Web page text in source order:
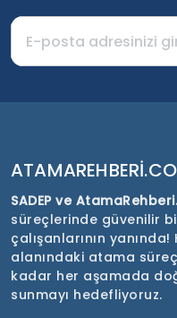
SADEP ve
süreçlerinde güvenilir
çalışanlarının
alanındaki atama
kadar her aşamada
sunmayı hedefliyoruz.